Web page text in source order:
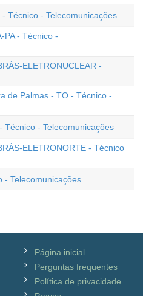
Técnico - Telecomunicações
PA - Técnico -
ELETRONUCLEAR -
de Palmas - TO - Técnico -
Técnico - Telecomunicações
ELETRONORTE - Técnico
- Telecomunicações
Página inicial
Perguntas frequentes
Política de privacidade